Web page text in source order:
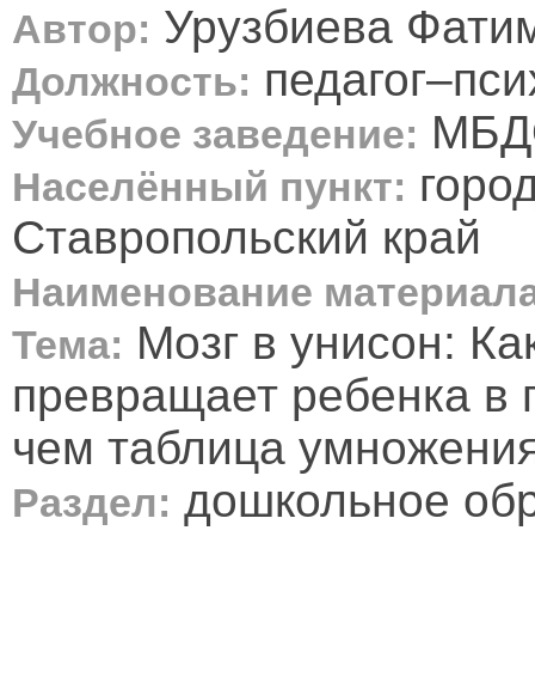
Автор: Урузбиева
Должность:
Учебное заведение:
Населённый пункт:
Ставропольский край
Наименование
Тема: Мозг в унисон:
превращает ребенка в
чем таблица
Раздел: дошкольное